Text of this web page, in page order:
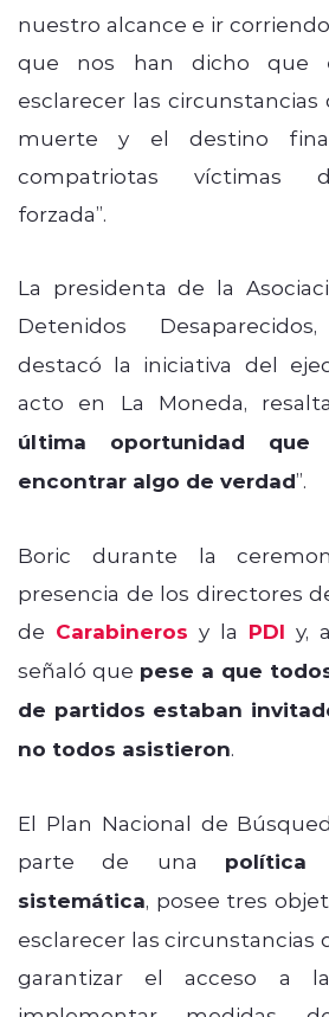
nuestro alcance e ir
que nos han dicho que
esclarecer las circunstancias
muerte y el destino
compatriotas víctimas
forzada”.
La presidenta de la
Detenidos
destacó la iniciativa del
acto en La Moneda,
última oportunidad
encontrar algo de verdad”.
Boric durante la
presencia de los directores
de Carabineros y la PDI y,
señaló que pese a que
de partidos estaban
no todos asistieron.
El Plan Nacional de
parte de una política
sistemática, posee tres
esclarecer las circunstancias
garantizar el acceso a